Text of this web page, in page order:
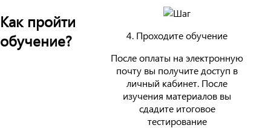
Как пройти
обучение?
4. Проходите обучение
После оплаты на электронную
почту вы получите доступ в
личный кабинет. После
изучения материалов вы
сдадите итоговое
тестирование